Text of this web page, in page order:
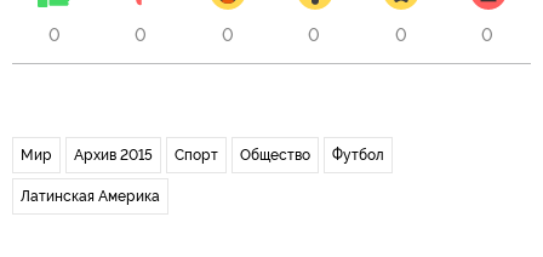
0 0 0 0 0 0
Мир Архив 2015 Спорт Общество Футбол
Латинская Америка